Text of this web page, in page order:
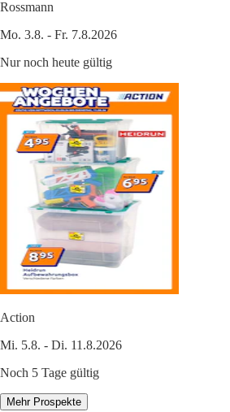
Rossmann
Mo. 3.8. - Fr. 7.8.2026
Nur noch heute gültig
Action
Mi. 5.8. - Di. 11.8.2026
Noch 5 Tage gültig
Mehr Prospekte